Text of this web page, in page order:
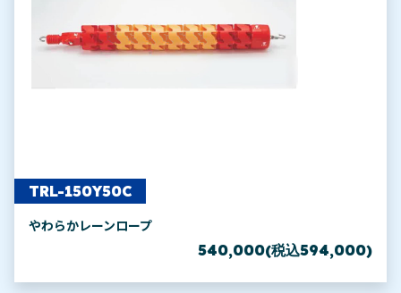
TRL-150Y50C
やわらかレーンロープ
540,000(税込594,000)